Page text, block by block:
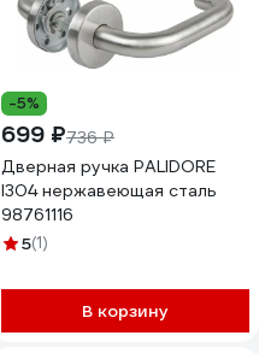
-5%
699 ₽736 ₽
Дверная ручка PALIDORE
I304 нержавеющая сталь
98761116
5(1)
В корзину